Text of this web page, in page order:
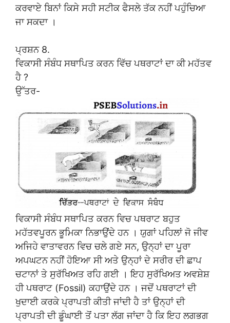
ਕਰਵਾਏ ਬਿਨਾਂ ਕਿਸੇ ਸਹੀ ਸਟੀਕ ਫੈਸਲੇ ਤੱਕ ਨਹੀਂ ਪਹੁੰਚਿਆ
ਜਾ ਸਕਦਾ ।
ਪ੍ਰਸ਼ਨ 8.
ਵਿਕਾਸੀ ਸੰਬੰਧ ਸਥਾਪਿਤ ਕਰਨ ਵਿੱਚ ਪਥਰਾਟਾਂ ਦਾ ਕੀ ਮਹੱਤਵ
ਹੈ ?
ਉੱਤਰ-
ਵਿਕਾਸੀ ਸੰਬੰਧ ਸਥਾਪਿਤ ਕਰਨ ਵਿਚ ਪਥਰਾਟ ਬਹੁਤ
ਮਹੱਤਵਪੂਰਨ ਭੂਮਿਕਾ ਨਿਭਾਉਂਦੇ ਹਨ । ਯੁਗਾਂ ਪਹਿਲਾਂ ਜੋ ਜੀਵ
ਅਜਿਹੇ ਵਾਤਾਵਰਨ ਵਿਚ ਚਲੇ ਗਏ ਸਨ, ਉਨ੍ਹਾਂ ਦਾ ਪੂਰਾ
ਅਪਘਟਨ ਨਹੀਂ ਹੋਇਆ ਸੀ ਅਤੇ ਉਨ੍ਹਾਂ ਦੇ ਸਰੀਰ ਦੀ ਛਾਪ
ਚਟਾਨਾਂ ਤੇ ਸੁਰੱਖਿਅਤ ਰਹਿ ਗਈ । ਇਹ ਸੁਰੱਖਿਅਤ ਅਵਸ਼ੇਸ਼
ਹੀ ਪਥਰਾਟ (Fossil) ਕਹਾਉਂਦੇ ਹਨ । ਜਦੋਂ ਪਥਰਾਟਾਂ ਦੀ
ਖੁਦਾਈ ਕਰਕੇ ਪ੍ਰਾਪਤੀ ਕੀਤੀ ਜਾਂਦੀ ਹੈ ਤਾਂ ਉਨ੍ਹਾਂ ਦੀ
ਪ੍ਰਾਪਤੀ ਦੀ ਡੂੰਘਾਈ ਤੋਂ ਪਤਾ ਲੱਗ ਜਾਂਦਾ ਹੈ ਕਿ ਇਹ ਲਗਭਗ